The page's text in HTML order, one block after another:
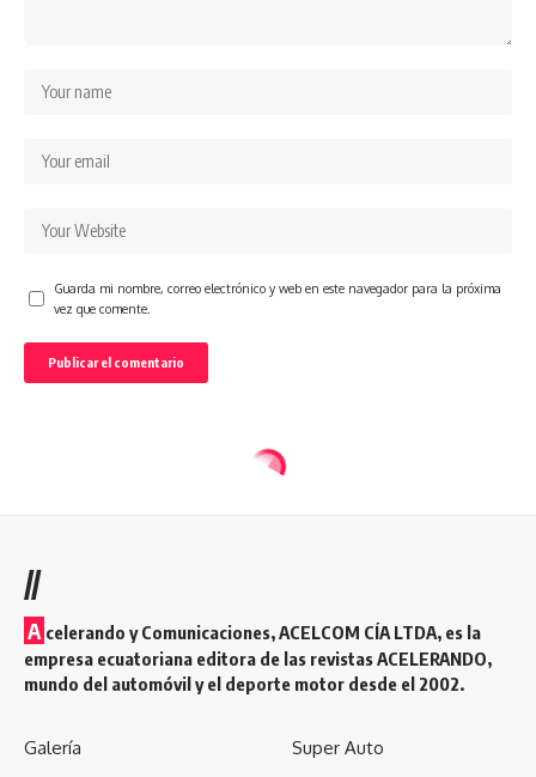
Guarda mi nombre, correo electrónico y web en este navegador para la próxima
vez que comente.
//
A celerando y Comunicaciones, ACELCOM CÍA LTDA, es la
empresa ecuatoriana editora de las revistas ACELERANDO,
mundo del automóvil y el deporte motor desde el 2002.
Galería
Super Auto